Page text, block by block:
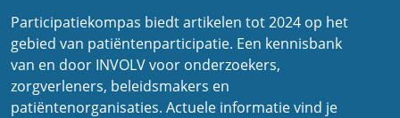
Participatiekompas biedt artikelen tot 2024 op het
gebied van patiëntenparticipatie. Een kennisbank
van en door INVOLV voor onderzoekers,
zorgverleners, beleidsmakers en
patiëntenorganisaties. Actuele informatie vind je